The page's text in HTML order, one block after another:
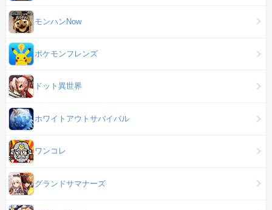
モンハンNow
ポケモンフレンズ
ドット異世界
ホワイトアウトサバイバル
ワンコレ
グランドサマナーズ